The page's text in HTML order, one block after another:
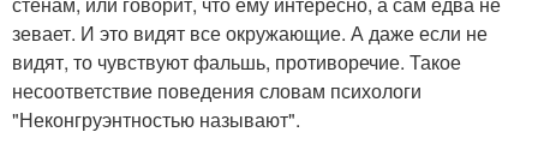
зевает. И это видят все окружающие. А даже если не
видят, то чувствуют фальшь, противоречие. Такое
несоответствие поведения словам психологи
"Неконгруэнтностью называют".